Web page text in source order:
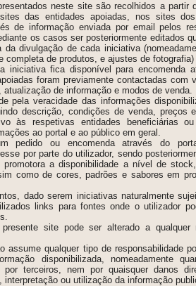
neste site são recolhidos a partir
das entidades apoiadas, nos sites
de informação enviada por email pelos
os casos ser posteriormente editados
da divulgação de cada iniciativa
completa de produtos, e ajustes de fotografia)
iniciativa fica disponível para encomenda
foram previamente contactadas com
de informação e modos de venda.
pela veracidade das informações
descrição, condições de venda, preços
às respetivas entidades beneficiárias
ao portal e ao público em geral.
pedido ou encomenda através do
por parte do utilizador, sendo
promotora a disponibilidade a nível de
como de cores, padrões e sabores em
dado serem iniciativas naturalmente
links para fontes onde o utilizador
site pode ser alterado a qualquer
assume qualquer tipo de responsabilidade
disponibilizada, nomeadamente
por terceiros, nem por quaisquer danos
interpretação ou utilização da informação